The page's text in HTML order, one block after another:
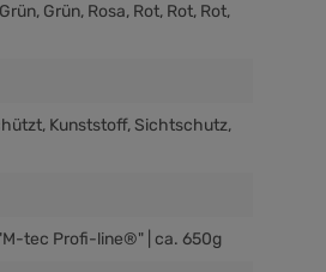
, Grün, Rosa, Rot, Rot, Rot,
, Kunststoff, Sichtschutz,
tec Profi-line®" | ca. 650g